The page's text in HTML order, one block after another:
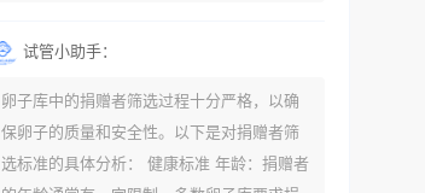
试管小助手：
卵子库中的捐赠者筛选过程十分严格，以确
保卵子的质量和安全性。以下是对捐赠者筛
选标准的具体分析： 健康标准 年龄：捐赠者